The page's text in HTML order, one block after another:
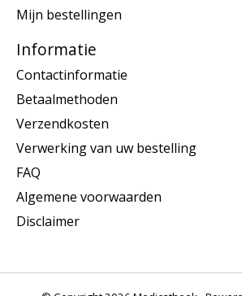
Mijn bestellingen
Informatie
Contactinformatie
Betaalmethoden
Verzendkosten
Verwerking van uw bestelling
FAQ
Algemene voorwaarden
Disclaimer